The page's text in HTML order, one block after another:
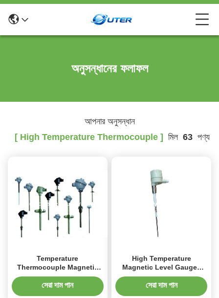
অনুসন্ধানের ফলাফল
আপনার অনুসন্ধান
[ High Temperature Thermocouple ]
মিল 63পণ্য
Temperature
Thermocouple Magnetic
Level Gauges For Liquid ,
Vapor WRR-131
সেরা দাম পান
High Temperature
Magnetic Level Gauges
Radio Frequency Level
Controller
সেরা দাম পান